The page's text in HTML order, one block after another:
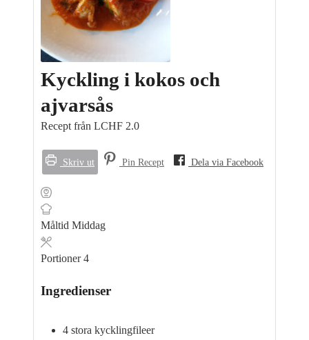
Kyckling i kokos och
ajvarsås
Recept från LCHF 2.0
Skriv ut Pin Recept Dela via Facebook
Måltid Middag
Portioner4
Ingredienser
4 stora kycklingfileer